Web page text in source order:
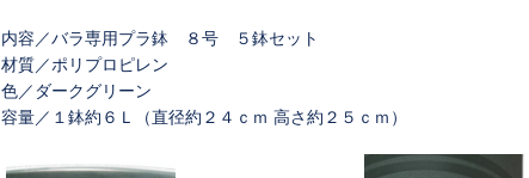
内容／バラ専用プラ鉢 ８号 ５鉢セット
材質／ポリプロピレン
色／ダークグリーン
容量／１鉢約６Ｌ（直径約２４ｃｍ 高さ約２５ｃｍ）